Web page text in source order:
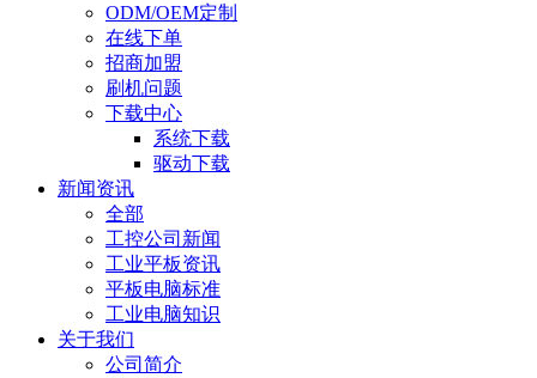
ODM/OEM定制
在线下单
招商加盟
刷机问题
下载中心
系统下载
驱动下载
新闻资讯
全部
工控公司新闻
工业平板资讯
平板电脑标准
工业电脑知识
关于我们
公司简介